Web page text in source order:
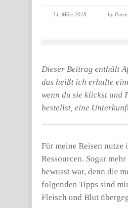
14. März 2018
by
Dieser Beitrag enthält
das heißt ich erhalte
wenn du sie klickst und
bestellst, eine
Für meine Reisen nutze
Ressourcen. Sogar
bewusst war, denn die
folgenden Tipps sind
Fleisch und Blut